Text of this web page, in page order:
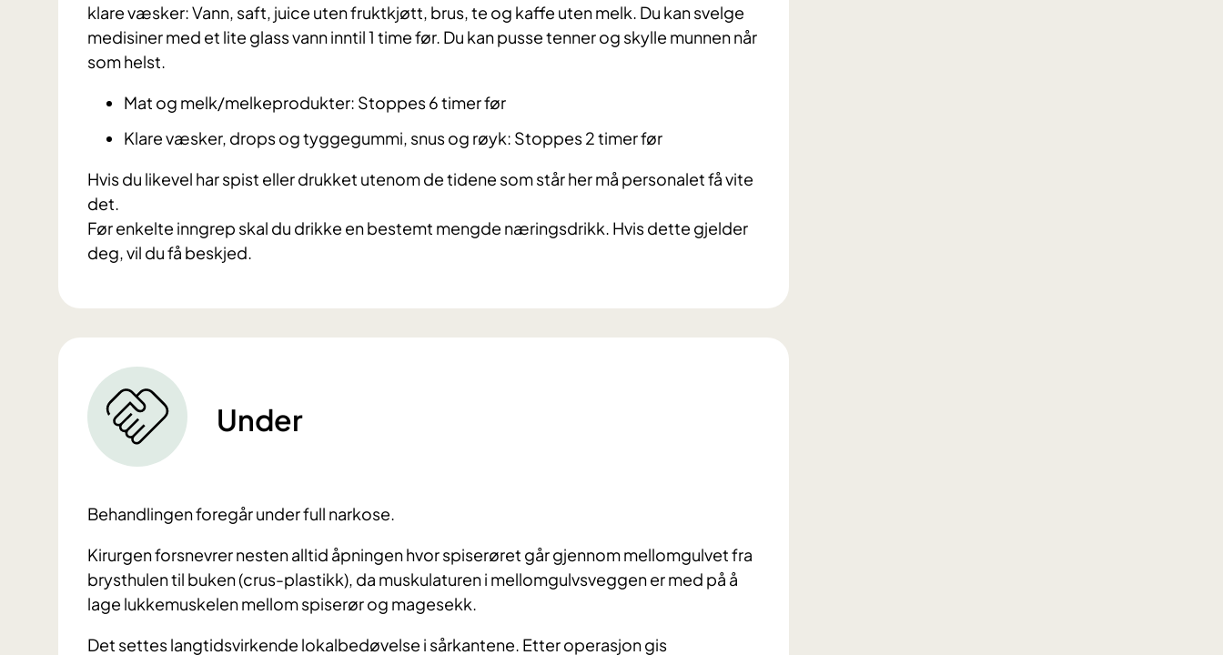
klare væsker: Vann, saft, juice uten fruktkjøtt, brus, te og kaffe uten melk. Du kan svelge
medisiner med et lite glass vann inntil 1 time før. Du kan pusse tenner og skylle munnen når
som helst.
Mat og melk/melkeprodukter: Stoppes 6 timer før
Klare væsker, drops og tyggegummi, snus og røyk: Stoppes 2 timer før
Hvis du likevel har spist eller drukket utenom de tidene som står her må personalet få vite
det.
Før enkelte inngrep skal du drikke en bestemt mengde næringsdrikk. Hvis dette gjelder
deg, vil du få beskjed.
Under
Behandlingen foregår under full narkose.
Kirurgen forsnevrer nesten alltid åpningen hvor spiserøret går gjennom mellomgulvet fra
brysthulen til buken (crus-plastikk), da muskulaturen i mellomgulvsveggen er med på å
lage lukkemuskelen mellom spiserør og magesekk.
Det settes langtidsvirkende lokalbedøvelse i sårkantene. Etter operasjon gis